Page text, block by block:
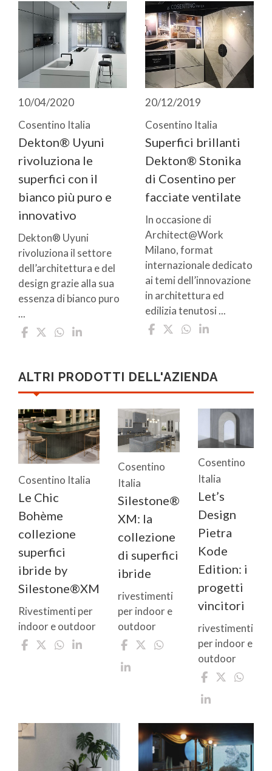
10/04/2020
Cosentino Italia
Dekton® Uyuni
rivoluziona le
superfici con il
bianco più puro e
innovativo
Dekton® Uyuni
rivoluziona il settore
dell’architettura e del
design grazie alla sua
essenza di bianco puro
...
20/12/2019
Cosentino Italia
Superfici brillanti
Dekton® Stonika
di Cosentino per
facciate ventilate
In occasione di
Architect@Work
Milano, format
internazionale dedicato
ai temi dell’innovazione
in architettura ed
edilizia tenutosi ...
ALTRI PRODOTTI DELL'AZIENDA
Cosentino Italia
Le Chic
Bohème
collezione
superfici
ibride by
Silestone®XM
Rivestimenti per
indoor e outdoor
Cosentino
Italia
Silestone®
XM: la
collezione
di superfici
ibride
rivestimenti
per indoor e
outdoor
Cosentino
Italia
Let’s
Design
Pietra
Kode
Edition: i
progetti
vincitori
rivestimenti
per indoor e
outdoor